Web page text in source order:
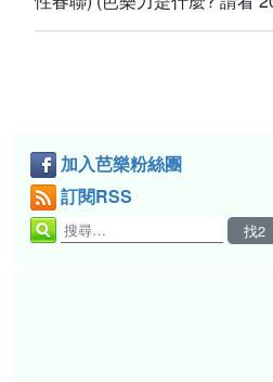
加入芭樂粉絲團
訂閱RSS